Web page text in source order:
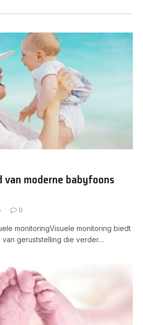
van moderne babyfoons
0
monitoringVisuele monitoring biedt
geruststelling die verder…